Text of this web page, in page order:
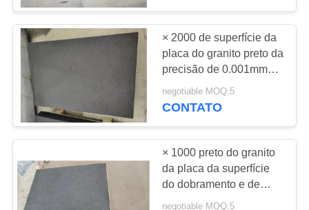
Corrente do arrasto
do cabo
29
× 2000 de superfície da
placa do granito preto da
precisão de 0.001mm
1000
negotiable MOQ:5
CONTATO
× 1000 preto do granito
da placa da superfície
do dobramento e de
controle 750
negotiable MOQ:5